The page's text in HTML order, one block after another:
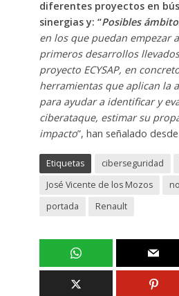
diferentes proyectos en
sinergias y: “Posibles
en los que puedan empezar
primeros desarrollos
proyecto ECYSAP, en
herramientas que aplican la
para ayudar a identificar y
ciberataque, estimar su
impacto”, han señalado
Etiquetas ciberseguridad
José Vicente de los Mozos
portada
Renault